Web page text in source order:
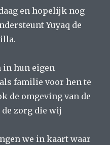
en hopelijk nog
Yuyaq de
in hun eigen
familie voor hen te
de omgeving van de
zorg die wij
we in kaart waar